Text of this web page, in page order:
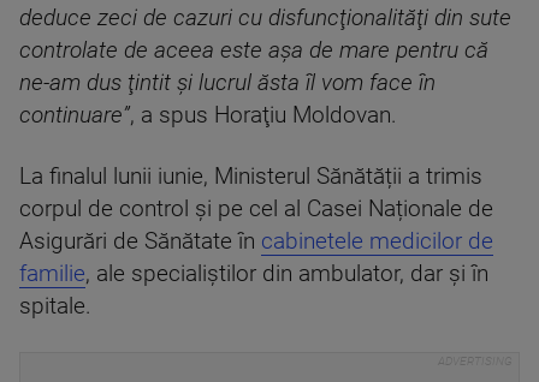
deduce zeci de cazuri cu disfuncţionalităţi din sute
controlate de aceea este aşa de mare pentru că
ne-am dus ţintit şi lucrul ăsta îl vom face în
continuare”, a spus Horaţiu Moldovan.
La finalul lunii iunie, Ministerul Sănătății a trimis
corpul de control și pe cel al Casei Naționale de
Asigurări de Sănătate în cabinetele medicilor de
familie, ale specialiștilor din ambulator, dar și în
spitale.